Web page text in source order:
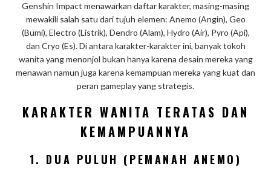
Genshin Impact menawarkan daftar karakter, masing-masing
mewakili salah satu dari tujuh elemen: Anemo (Angin), Geo
(Bumi), Electro (Listrik), Dendro (Alam), Hydro (Air), Pyro (Api),
dan Cryo (Es). Di antara karakter-karakter ini, banyak tokoh
wanita yang menonjol bukan hanya karena desain mereka yang
menawan namun juga karena kemampuan mereka yang kuat dan
peran gameplay yang strategis.
KARAKTER WANITA TERATAS DAN
KEMAMPUANNYA
1. DUA PULUH (PEMANAH ANEMO)